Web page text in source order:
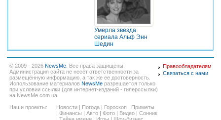
Умерла звезда
сериала Альф Энн
Шедин
© 2009 - 2026 NewsMe . Все права защищены.
Администрация сайта не несёт ответственности за
размещённую информацию, а так же ее достоверность.
Использование материалов NewsMe разрешается только
при условии ссылки (для интернет-изданий - гиперссылки)
на NewsMe.com.ua.
Наши проекты:
Новости | Погода | Гороскоп | Приметы
| Финансы | Авто | Фото | Видео | Сонник
| Тайна имени | Игры | Шоу-бизнес
Правообладателям
Связаться с нами